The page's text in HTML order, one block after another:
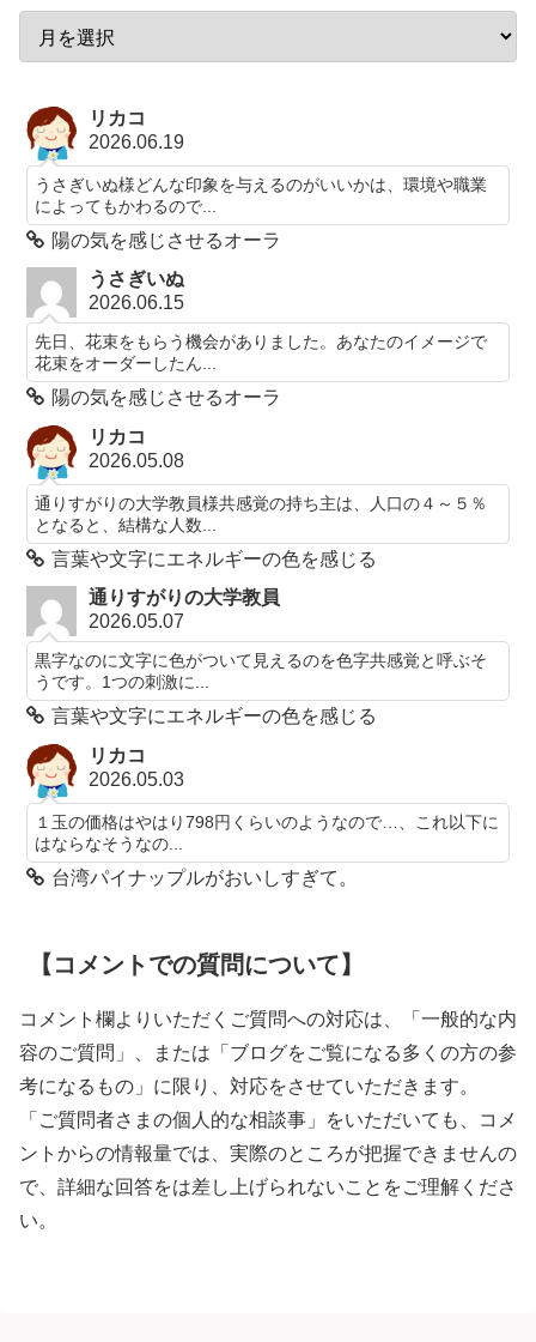
リカコ
2026.06.19
うさぎいぬ様どんな印象を与えるのがいいかは、環境や職業
によってもかわるので...
陽の気を感じさせるオーラ
うさぎいぬ
2026.06.15
先日、花束をもらう機会がありました。あなたのイメージで
花束をオーダーしたん...
陽の気を感じさせるオーラ
リカコ
2026.05.08
通りすがりの大学教員様共感覚の持ち主は、人口の４～５％
となると、結構な人数...
言葉や文字にエネルギーの色を感じる
通りすがりの大学教員
2026.05.07
黒字なのに文字に色がついて見えるのを色字共感覚と呼ぶそ
うです。1つの刺激に...
言葉や文字にエネルギーの色を感じる
リカコ
2026.05.03
１玉の価格はやはり798円くらいのようなので…、これ以下に
はならなそうなの...
台湾パイナップルがおいしすぎて。
【コメントでの質問について】
コメント欄よりいただくご質問への対応は、「一般的な内
容のご質問」、または「ブログをご覧になる多くの方の参
考になるもの」に限り、対応をさせていただきます。
「ご質問者さまの個人的な相談事」をいただいても、コメ
ントからの情報量では、実際のところが把握できませんの
で、詳細な回答をは差し上げられないことをご理解くださ
い。